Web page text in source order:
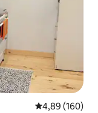
4,89 av 5 i
4,89 (160)